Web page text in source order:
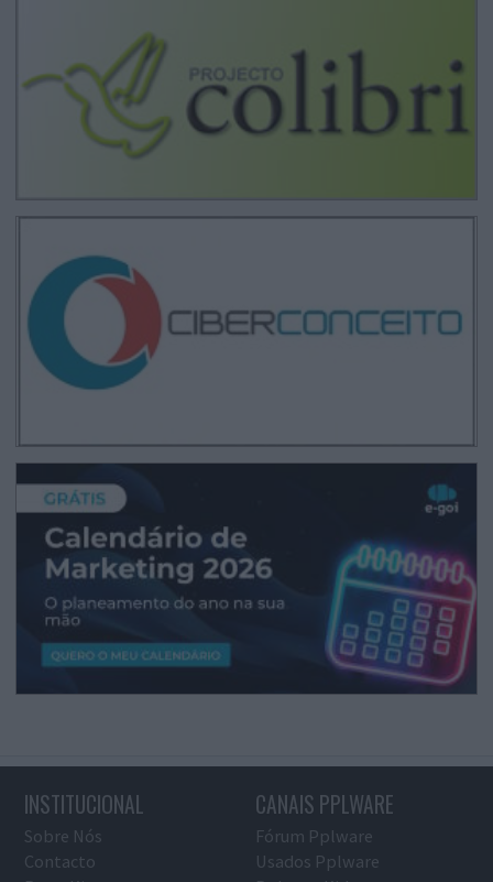
INSTITUCIONAL
Sobre Nós
Contacto
CANAIS PPLWARE
Fórum Pplware
Usados Pplware